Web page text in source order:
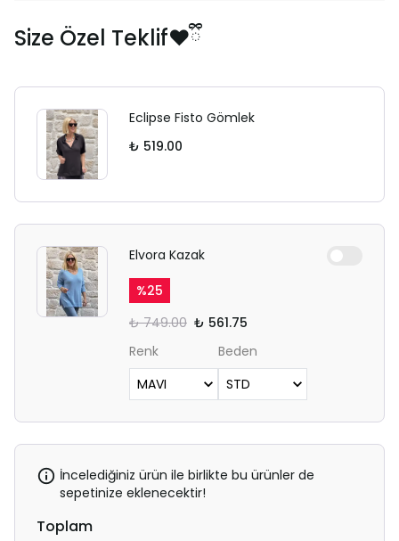
Size Özel Teklif❤️ྀི
Eclipse Fisto Gömlek
₺ 519.00
Elvora Kazak
%25
₺ 749.00 ₺ 561.75
Renk
Beden
İncelediğiniz ürün ile birlikte bu ürünler de
sepetinize eklenecektir!
Toplam